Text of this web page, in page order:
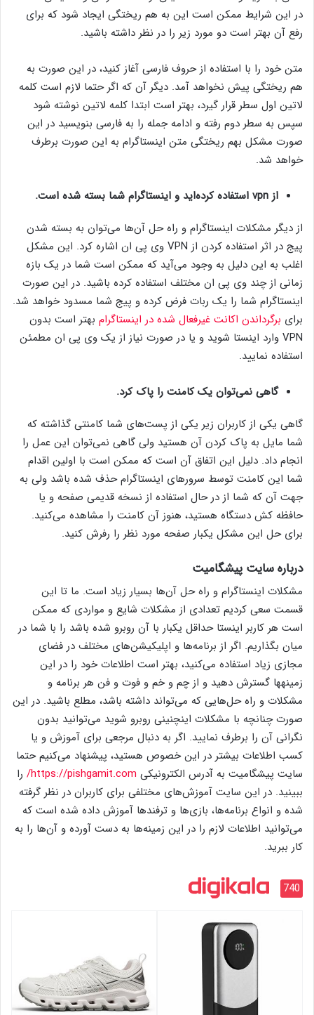
در این شرایط ممکن است این به هم ریختگی ایجاد شود که برای
رفع آن بهتر است دو مورد زیر را در نظر داشته باشید.
متن خود را با استفاده از حروف فارسی آغاز کنید، در این صورت به
هم ریختگی پیش نخواهد آمد. دیگر آن که اگر حتما لازم است کلمه
لاتین اول سطر قرار گیرد، بهتر است ابتدا کلمه لاتین نوشته شود
سپس به سطر دوم رفته و ادامه جمله را به فارسی بنویسید در این
صورت مشکل بهم ریختگی متن اینستاگرام به این صورت برطرف
خواهد شد.
از vpn استفاده کرده‌اید و اینستاگرام شما بسته شده است.
از دیگر مشکلات اینستاگرام و راه حل آن‌ها می‌توان به بسته شدن
پیج در اثر استفاده کردن از VPN وی پی ان اشاره کرد. این مشکل
اغلب به این دلیل به وجود می‌آید که ممکن است شما در یک بازه
زمانی از چند وی پی ان مختلف استفاده کرده باشید. در این صورت
اینستاگرام شما را یک ربات فرض کرده و پیج شما مسدود خواهد شد.
برای برگرداندن اکانت غیرفعال شده در اینستاگرام بهتر است بدون
VPN وارد اینستا شوید و یا در صورت نیاز از یک وی پی ان مطمئن
استفاده نمایید.
گاهی نمی‌توان یک کامنت را پاک کرد.
گاهی یکی از کاربران زیر یکی از پست‌های شما کامنتی گذاشته که
شما مایل به پاک کردن آن هستید ولی گاهی نمی‌توان این عمل را
انجام داد. دلیل این اتفاق آن است که ممکن است با اولین اقدام
شما این کامنت توسط سرورهای اینستاگرام حذف شده باشد ولی به
جهت آن که شما از در حال استفاده از نسخه قدیمی صفحه و یا
حافظه کش دستگاه هستید، هنوز آن کامنت را مشاهده می‌کنید.
برای حل این مشکل یکبار صفحه مورد نظر را رفرش کنید.
درباره سایت پیشگامیت
مشکلات اینستاگرام و راه حل آن‌ها بسیار زیاد است. ما تا این
قسمت سعی کردیم تعدادی از مشکلات شایع و مواردی که ممکن
است هر کاربر اینستا حداقل یکبار با آن روبرو شده باشد را با شما در
میان بگذاریم. اگر از برنامه‌ها و اپلیکیشن‌های مختلف در فضای
مجازی زیاد استفاده می‌کنید، بهتر است اطلاعات خود را در این
زمینه‎ها گسترش دهید و از چم و خم و فوت و فن هر برنامه و
مشکلات و راه حل‌هایی که می‌تواند داشته باشد، مطلع باشید. در این
صورت چنانچه با مشکلات اینچنینی روبرو شوید می‌توانید بدون
نگرانی آن را برطرف نمایید. اگر به دنبال مرجعی برای آموزش و یا
کسب اطلاعات بیشتر در این خصوص هستید، پیشنهاد می‌کنیم حتما
سایت پیشگامیت به آدرس الکترونیکی https://pishgamit.com/ را
ببینید. در این سایت آموزش‌های مختلفی برای کاربران در نظر گرفته
شده و انواع برنامه‌ها، بازی‌ها و ترفندها آموزش داده شده است که
می‌توانید اطلاعات لازم را در این زمینه‌ها به دست آورده و آن‌ها را به
کار ببرید.
740